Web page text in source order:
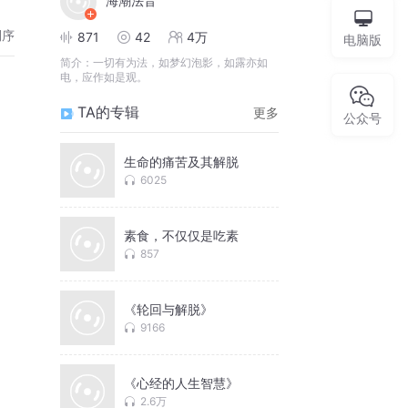
871 42 4万
简介： 一切有为法，如梦幻泡影，如露亦如
电，应作如是观。
TA的专辑 更多
生命的痛苦及其解脱
6025
素食，不仅仅是吃素
857
《轮回与解脱》
9166
《心经的人生智慧》
2.6万
电脑版
公众号